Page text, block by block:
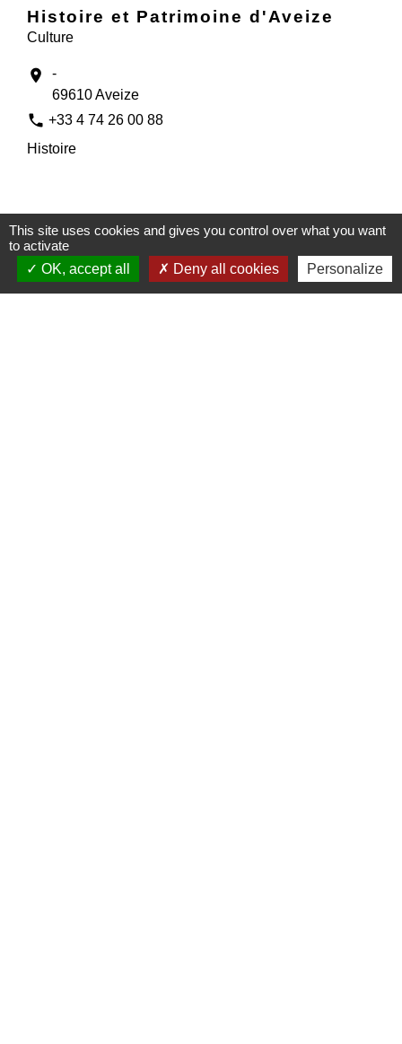
Histoire et Patrimoine d'Aveize
Culture
location_on
-
69610 Aveize
phone +33 4 74 26 00 88
Histoire
1-2 -3-4
This site uses cookies and gives you control over what you want
to activate
OK, accept all
Deny all cookies Personalize